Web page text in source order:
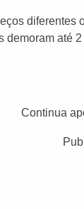
diferentes
demoram até
Continua